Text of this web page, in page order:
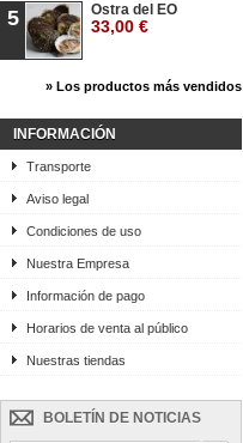
5 Ostra del EO
33,00 €
» Los productos más vendidos
INFORMACIÓN
Transporte
Aviso legal
Condiciones de uso
Nuestra Empresa
Información de pago
Horarios de venta al público
Nuestras tiendas
BOLETÍN DE NOTICIAS